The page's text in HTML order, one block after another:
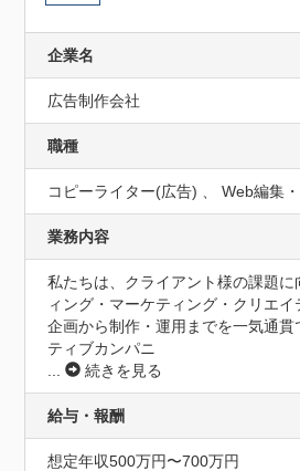
企業名
広告制作会社
職種
コピーライター(広告) 、 Web編集
業務内容
私たちは、クライアント様の課題
ィング・マーケティング・クリエイ
企画から制作・運用までを一気通貫
ティブカンパニ
...
続きを見る
給与・報酬
想定年収500万円〜700万円